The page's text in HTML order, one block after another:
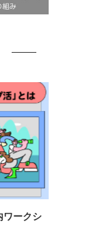
ワークシ